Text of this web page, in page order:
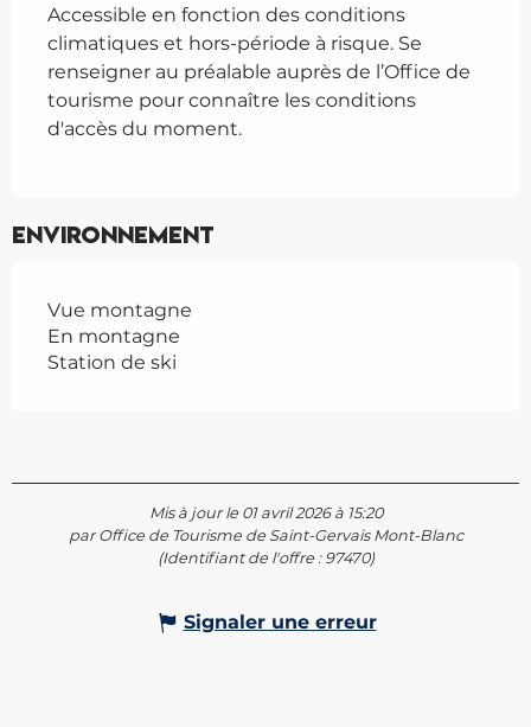
Accessible en fonction des conditions
climatiques et hors-période à risque. Se
renseigner au préalable auprès de l’Office de
tourisme pour connaître les conditions
d'accès du moment.
Environnement
Vue montagne
En montagne
Station de ski
Mis à jour le 01 avril 2026 à 15:20
par Office de Tourisme de Saint-Gervais Mont-Blanc
(Identifiant de l'offre : 97470)
Signaler une erreur